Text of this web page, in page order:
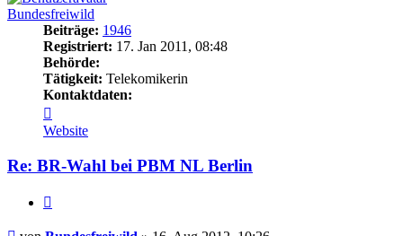
Bundesfreiwild
Beiträge: 1946
Registriert: 17. Jan 2011, 08:48
Behörde:
Tätigkeit: Telekomikerin
Kontaktdaten:
von
Bundesfreiwild
Website
Re: BR-Wahl bei PBM NL Berlin